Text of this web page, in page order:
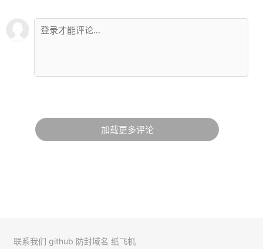
加载更多评论
联系我们 github 防封域名 纸飞机